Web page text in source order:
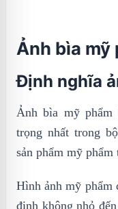
Ảnh bìa mỹ
Định nghĩa
Ảnh bìa mỹ phẩm
trọng nhất trong
sản phẩm mỹ
Hình ảnh mỹ phẩm
định không nhỏ